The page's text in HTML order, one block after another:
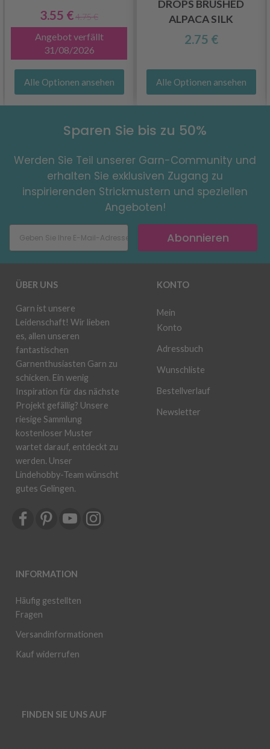
3.55 €4.75 €
Angebot verfällt
31/08/2026
Alle Optionen ansehen
DROPS BRUSHED
ALPACA SILK
2.75 €
Alle Optionen ansehen
Sparen Sie bis zu 50%
Werden Sie Teil unserer Garn-Community und
erhalten Sie exklusiven Zugang zu
inspirierenden Strickmustern und speziellen
Angeboten!
Abonnieren
ÜBER UNS
Garn ist unsere
Leidenschaft! Wir lieben
es, allen unseren
fantastischen
Garnenthusiasten Garn zu
schicken. Ein wenig
Inspiration für das nächste
Projekt gefällig? Unsere
riesige Sammlung
kostenloser Muster
wartet darauf, entdeckt zu
werden. Unser
Lindehobby-Team wünscht
gutes Gelingen.
INFORMATION
Häufig gestellten
Fragen
Versandinformationen
Kauf widerrufen
KONTO
Mein
Konto
Adressbuch
Wunschliste
Bestellverlauf
Newsletter
FINDEN SIE UNS AUF